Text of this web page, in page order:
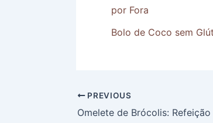
por Fora
Bolo de Coco sem
PREVIOUS